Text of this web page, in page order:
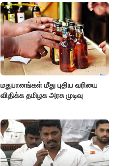
மதுபானங்கள் மீது புதிய வரியை
விதிக்க தமிழக அரசு முடிவு